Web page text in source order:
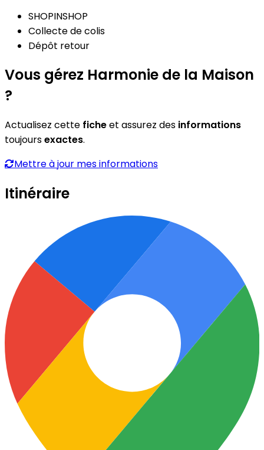
SHOPINSHOP
Collecte de colis
Dépôt retour
Vous gérez Harmonie de la Maison
?
Actualisez cette ficheet assurez des informations
toujoursexactes.
Mettre à jour mes informations
Itinéraire